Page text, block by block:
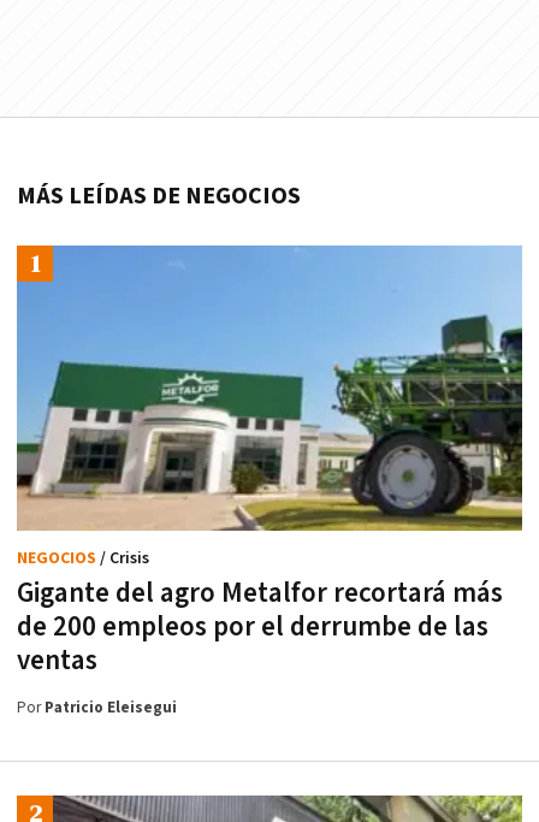
MÁS LEÍDAS DE NEGOCIOS
Gigante del agro Metalfor recortará más
de 200 empleos por el derrumbe de las
ventas
NEGOCIOS / Crisis
PorPatricio Eleisegui